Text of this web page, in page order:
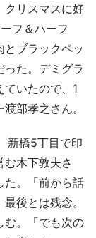
リスマスに好
フ＆ハーフ
とブラックペッ
た。デミグラ
いたので、1
部孝之さん。
新橋5丁目で印
木下敦夫さ
た。「前から話
後とは残念。
む。「でも次の